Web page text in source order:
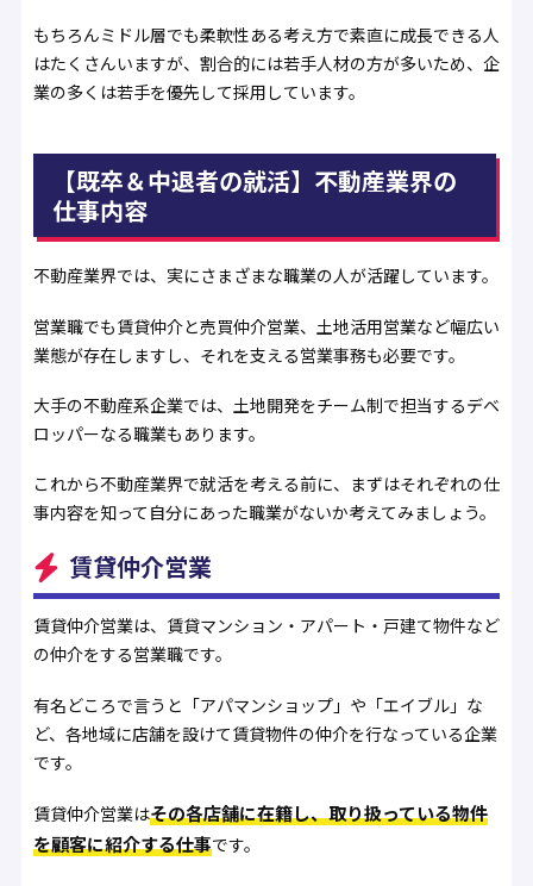
もちろんミドル層でも柔軟性ある考え方で素直に成長できる人
はたくさんいますが、割合的には若手人材の方が多いため、企
業の多くは若手を優先して採用しています。
【既卒＆中退者の就活】不動産業界の
仕事内容
不動産業界では、実にさまざまな職業の人が活躍しています。
営業職でも賃貸仲介と売買仲介営業、土地活用営業など幅広い
業態が存在しますし、それを支える営業事務も必要です。
大手の不動産系企業では、土地開発をチーム制で担当するデベ
ロッパーなる職業もあります。
これから不動産業界で就活を考える前に、まずはそれぞれの仕
事内容を知って自分にあった職業がないか考えてみましょう。
賃貸仲介営業
賃貸仲介営業は、賃貸マンション・アパート・戸建て物件など
の仲介をする営業職です。
有名どころで言うと「アパマンショップ」や「エイブル」な
ど、各地域に店舗を設けて賃貸物件の仲介を行なっている企業
です。
賃貸仲介営業はその各店舗に在籍し、取り扱っている物件
を顧客に紹介する仕事です。